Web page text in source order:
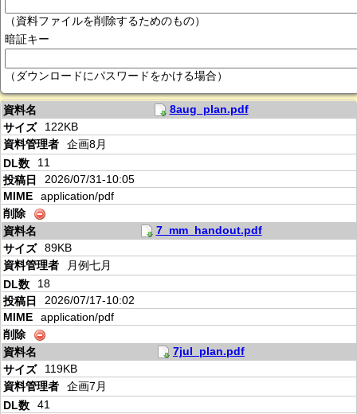
（資料ファイルを削除するためのもの）
暗証キー
（ダウンロードにパスワードをかける場合）
8aug_plan.pdf
122KB
企画8月
11
2026/07/31-10:05
application/pdf
7_mm_handout.pdf
89KB
月例七月
18
2026/07/17-10:02
application/pdf
7jul_plan.pdf
119KB
企画7月
41